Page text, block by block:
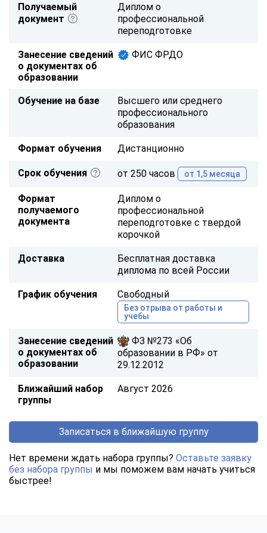
Получаемый
документ
Диплом о
профессиональной
переподготовке
Занесение сведений
о документах об
образовании
ФИС ФРДО
Обучение на базе
Высшего или среднего
профессионального
образования
Формат обучения Дистанционно
Срок обучения от 250 часов от 1,5 месяца
Формат
получаемого
документа
Диплом о
профессиональной
переподготовке с твердой
корочкой
Доставка
Бесплатная доставка
диплома по всей России
График обучения Свободный
Без отрыва от работы и
учебы
Занесение сведений
о документах об
образовании
ФЗ №273 «Об
образовании в РФ» от
29.12.2012
Ближайший набор
группы
Август 2026
Записаться в ближайшую группу
Нет времени ждать набора группы? Оставьте заявку
без набора группы и мы поможем вам начать учиться
быстрее!